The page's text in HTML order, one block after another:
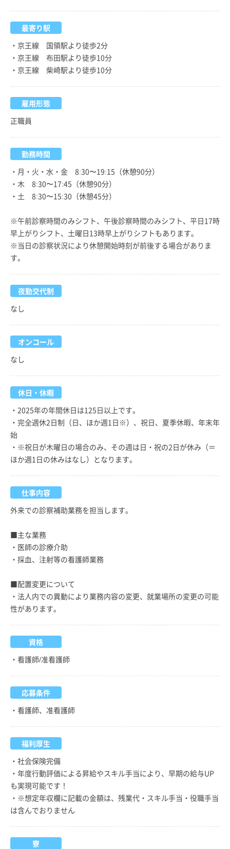
最寄り駅
・京王線 国領駅より徒歩2分
・京王線 布田駅より徒歩10分
・京王線 柴崎駅より徒歩10分
雇用形態
正職員
勤務時間
・月・火・水・金 8:30〜19:15（休憩90分）
・木 8:30〜17:45（休憩90分）
・土 8:30〜15:30（休憩45分）
※午前診察時間のみシフト、午後診察時間のみシフト、平日17時
早上がりシフト、土曜日13時早上がりシフトもあります。
※当日の診察状況により休憩開始時刻が前後する場合がありま
す。
夜勤交代制
なし
オンコール
なし
休日・休暇
・2025年の年間休日は125日以上です。
・完全週休2日制（日、ほか週1日※）、祝日、夏季休暇、年末年
始
・※祝日が木曜日の場合のみ、その週は日・祝の2日が休み（＝
ほか週1日の休みはなし）となります。
仕事内容
外来での診察補助業務を担当します。
■主な業務
・医師の診療介助
・採血、注射等の看護師業務
■配置変更について
・法人内での異動により業務内容の変更、就業場所の変更の可能
性があります。
資格
・看護師/准看護師
応募条件
・看護師、准看護師
福利厚生
・社会保険完備
・年度行動評価による昇給やスキル手当により、早期の給与UP
も実現可能です！
・※想定年収欄に記載の金額は、残業代・スキル手当・役職手当
は含んでおりません
寮